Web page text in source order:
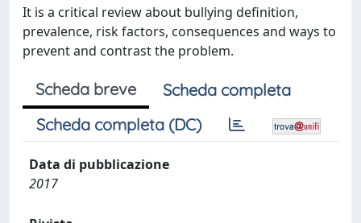
It is a critical review about bullying definition,
prevalence, risk factors, consequences and ways to
prevent and contrast the problem.
Scheda breve
Scheda completa
Scheda completa (DC)
Data di pubblicazione
2017